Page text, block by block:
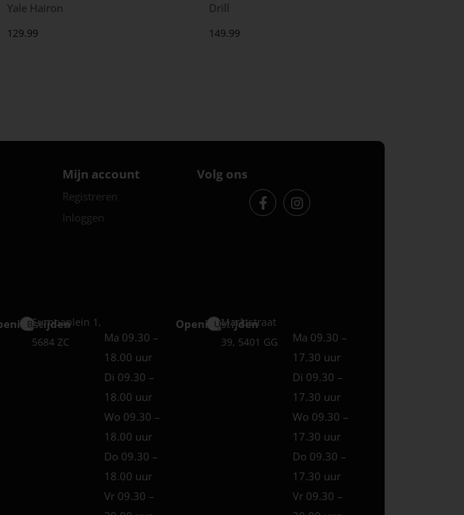
Yale Hairon
129.99
Drill
149.99
Mijn account
Registreren
Inloggen
Volg ons
Best
Europaplein 1,
5684 ZC
Ma 09.30 –
18.00 uur
Di 09.30 –
18.00 uur
Wo 09.30 –
18.00 uur
Do 09.30 –
18.00 uur
Vr 09.30 –
Openingstijden
Uden
Marktstraat
39, 5401 GG
Ma 09.30 –
17.30 uur
Di 09.30 –
17.30 uur
Wo 09.30 –
17.30 uur
Do 09.30 –
17.30 uur
Vr 09.30 –